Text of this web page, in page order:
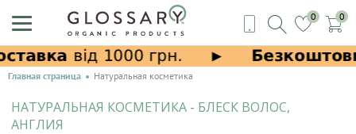
0 0
Главная страница Натуральная косметика
НАТУРАЛЬНАЯ КОСМЕТИКА - БЛЕСК ВОЛОС,
АНГЛИЯ